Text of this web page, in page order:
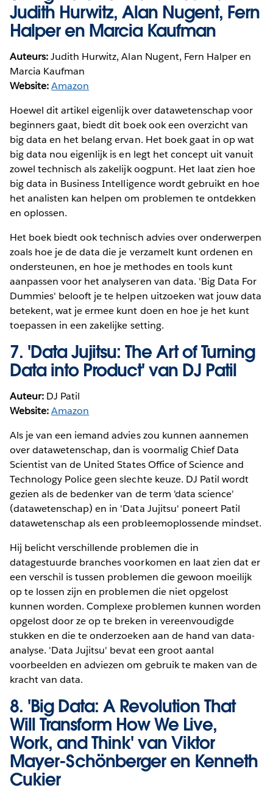
Judith Hurwitz, Alan Nugent, Fern
Halper en Marcia Kaufman
Auteurs:Judith Hurwitz, Alan Nugent, Fern Halper en
Marcia Kaufman
Website:Amazon
Hoewel dit artikel eigenlijk over datawetenschap voor
beginners gaat, biedt dit boek ook een overzicht van
big data en het belang ervan. Het boek gaat in op wat
big data nou eigenlijk is en legt het concept uit vanuit
zowel technisch als zakelijk oogpunt. Het laat zien hoe
big data in Business Intelligence wordt gebruikt en hoe
het analisten kan helpen om problemen te ontdekken
en oplossen.
Het boek biedt ook technisch advies over onderwerpen
zoals hoe je de data die je verzamelt kunt ordenen en
ondersteunen, en hoe je methodes en tools kunt
aanpassen voor het analyseren van data. 'Big Data For
Dummies' belooft je te helpen uitzoeken wat jouw data
betekent, wat je ermee kunt doen en hoe je het kunt
toepassen in een zakelijke setting.
7. 'Data Jujitsu: The Art of Turning
Data into Product' van DJ Patil
Auteur: DJ Patil
Website:Amazon
Als je van een iemand advies zou kunnen aannemen
over datawetenschap, dan is voormalig Chief Data
Scientist van de United States Office of Science and
Technology Police geen slechte keuze. DJ Patil wordt
gezien als de bedenker van de term 'data science'
(datawetenschap) en in 'Data Jujitsu' poneert Patil
datawetenschap als een probleemoplossende mindset.
Hij belicht verschillende problemen die in
datagestuurde branches voorkomen en laat zien dat er
een verschil is tussen problemen die gewoon moeilijk
op te lossen zijn en problemen die niet opgelost
kunnen worden. Complexe problemen kunnen worden
opgelost door ze op te breken in vereenvoudigde
stukken en die te onderzoeken aan de hand van data-
analyse. 'Data Jujitsu' bevat een groot aantal
voorbeelden en adviezen om gebruik te maken van de
kracht van data.
8. 'Big Data: A Revolution That
Will Transform How We Live,
Work, and Think' van Viktor
Mayer-Schönberger en Kenneth
Cukier